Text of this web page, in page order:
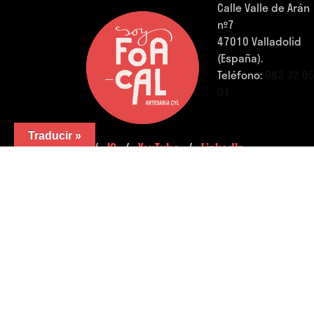
Calle Valle de Arán
nº7
47010 Valladolid
(España).
Teléfono:
FB./IG./YouTube./LinkedIn.
Traducir »